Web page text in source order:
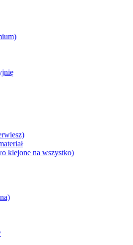
klejone na wszystko)